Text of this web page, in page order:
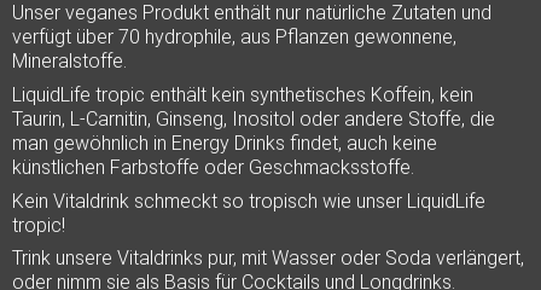
Unser veganes Produkt enthält nur natürliche Zutaten und
verfügt über 70 hydrophile, aus Pflanzen gewonnene,
Mineralstoffe.
LiquidLife tropic enthält kein synthetisches Koffein, kein
Taurin, L-Carnitin, Ginseng, Inositol oder andere Stoffe, die
man gewöhnlich in Energy Drinks findet, auch keine
künstlichen Farbstoffe oder Geschmacksstoffe.
Kein Vitaldrink schmeckt so tropisch wie unser LiquidLife
tropic!
Trink unsere Vitaldrinks pur, mit Wasser oder Soda verlängert,
oder nimm sie als Basis für Cocktails und Longdrinks.